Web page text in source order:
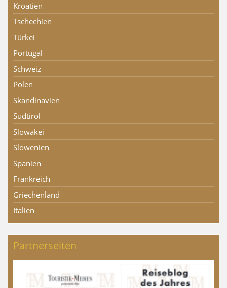
Kroatien
Tschechien
Türkei
Portugal
Schweiz
Polen
Skandinavien
Südtirol
Slowakei
Slowenien
Spanien
Frankreich
Griechenland
Italien
Partnerseiten